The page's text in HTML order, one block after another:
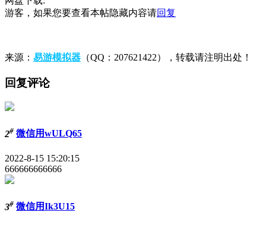
游客，如果您要查看本帖隐藏内容请回复
来源： 易游模拟器 （QQ：207621422），转载请注明出处！
回复评论
2# 微信用wULQ65
2022-8-15 15:20:15
666666666666
3# 微信用Ik3U15